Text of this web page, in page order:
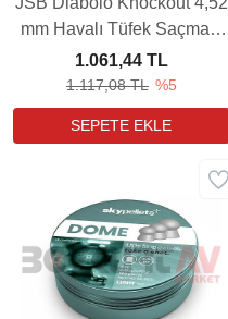
mm Havalı Tüfek Saçması
(13,43Grain - 400 Adet)
1.117,08 TL %5
1.061,44 TL